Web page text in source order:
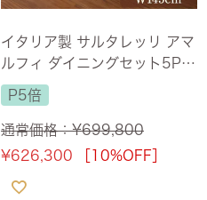
イタリア製 サルタレッリ アマ
ルフィ ダイニングセット5P 4
人掛け ブラウン 幅145cm
【送料無料】
P5倍
通常価格：¥699,800
¥626,300 ［10%OFF］